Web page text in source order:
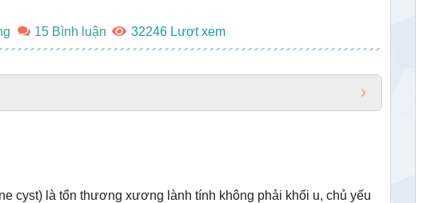
15 Bình luận 32246
cyst) là tổn thương xương lành tính không phải khối u, chủ yếu